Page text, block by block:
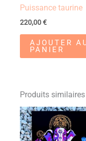
Puissance taurine
220,00€
AJOUTER
PANIER
Produits similaires